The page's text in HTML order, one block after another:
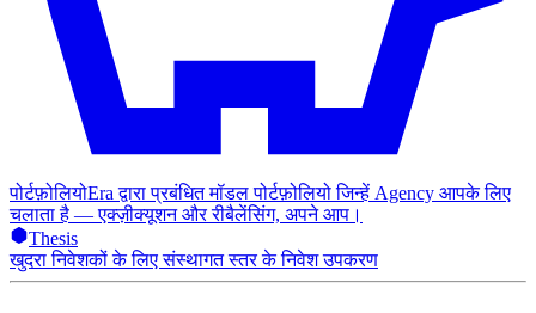
पोर्टफ़ोलियोEra द्वारा प्रबंधित मॉडल पोर्टफ़ोलियो जिन्हें Agency आपके लिए
चलाता है — एक्ज़ीक्यूशन और रीबैलेंसिंग, अपने आप।
Thesis
खुदरा निवेशकों के लिए संस्थागत स्तर के निवेश उपकरण